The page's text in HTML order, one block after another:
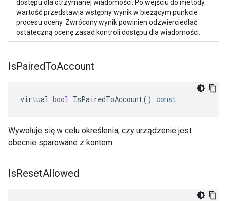
dostępu dla otrzymanej wiadomości. Po wejściu do metody
wartość przedstawia wstępny wynik w bieżącym punkcie
procesu oceny. Zwrócony wynik powinien odzwierciedlać
ostateczną ocenę zasad kontroli dostępu dla wiadomości.
IsPairedToAccount
virtual bool IsPairedToAccount() const
Wywołuje się w celu określenia, czy urządzenie jest
obecnie sparowane z kontem.
IsResetAllowed